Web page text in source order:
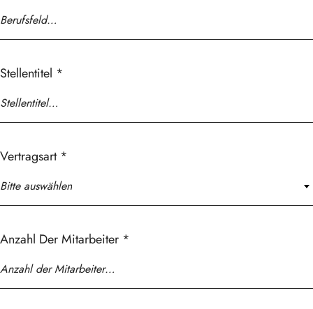
Stellentitel *
Vertragsart *
Bitte auswählen
Anzahl Der Mitarbeiter *